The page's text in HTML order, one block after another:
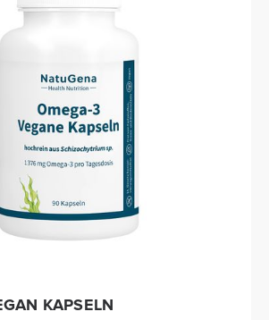
KAPSELN